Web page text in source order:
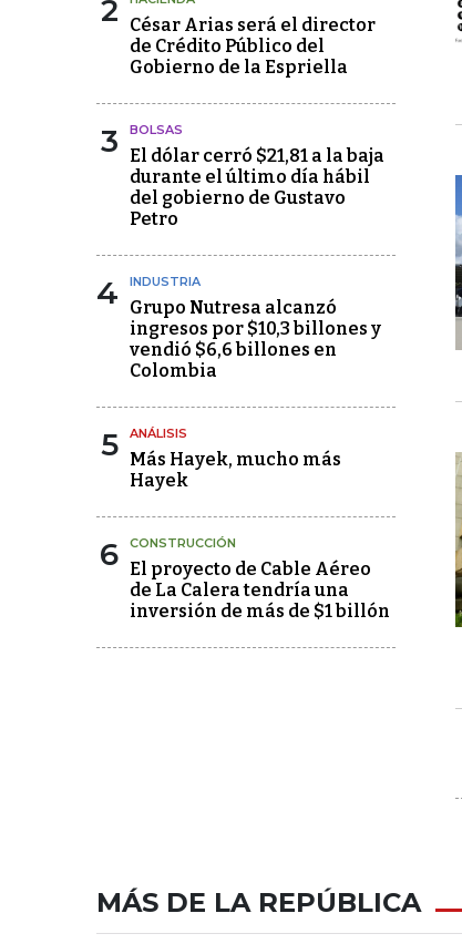
2
César Arias será el director
de Crédito Público del
Gobierno de la Espriella
3 BOLSAS
El dólar cerró $21,81 a la baja
durante el último día hábil
del gobierno de Gustavo
Petro
4 INDUSTRIA
Grupo Nutresa alcanzó
ingresos por $10,3 billones y
vendió $6,6 billones en
Colombia
5 ANÁLISIS
Más Hayek, mucho más
Hayek
6 CONSTRUCCIÓN
El proyecto de Cable Aéreo
de La Calera tendría una
inversión de más de $1 billón
MÁS DE LA REPÚBLICA